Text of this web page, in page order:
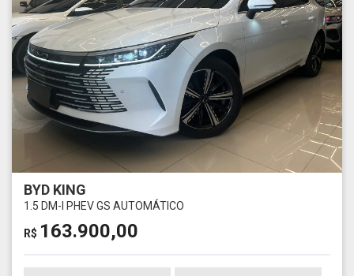
BYD KING
1.5 DM-I PHEV GS AUTOMÁTICO
R$ 163.900,00